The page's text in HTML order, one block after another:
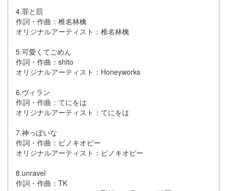
4.罪と罰
作詞・作曲：椎名林檎
オリジナルアーティスト：椎名林檎
5.可愛くてごめん
作詞・作曲：shito
オリジナルアーティスト：Honeyworks
6.ヴィラン
作詞・作曲：てにをは
オリジナルアーティスト：てにをは
7.神っぽいな
作詞・作曲：ピノキオピー
オリジナルアーティスト：ピノキオピー
8.unravel
作詞・作曲：TK